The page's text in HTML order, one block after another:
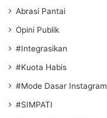
Abrasi Pantai
Opini Publik
#Integrasikan
#Kuota Habis
#Mode Dasar Instagram
#SIMPATI